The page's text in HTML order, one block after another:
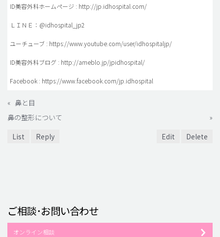
ID美容外科ホームページ : http://jp.idhospital.com/
ＬＩＮＥ：@idhospital_jp2
ユーチューブ : https://www.youtube.com/user/idhospitaljp/
ID美容外科ブログ : http://ameblo.jp/jpidhospital/
Facebook : https://www.facebook.com/jp.idhospital
« 鼻と目
鼻の整形について
»
List
Reply Edit Delete
ご相談･お問い合わせ
オンライン相談